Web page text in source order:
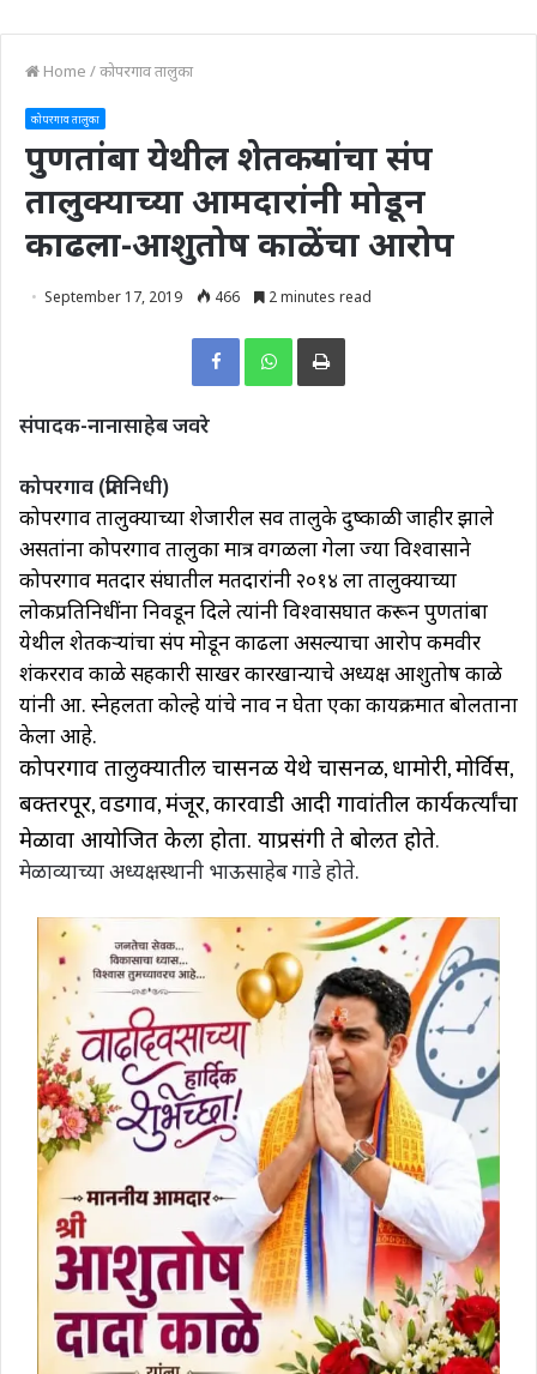
Home /कोपरगाव तालुका
कोपरगाव तालुका
पुणतांबा येथील शेतकऱ्यांचा संप
तालुक्याच्या आमदारांनी मोडून
काढला-आशुतोष काळेंचा आरोप
September 17, 2019 466 2 minutes read
Print
संपादक-नानासाहेब जवरे
कोपरगाव (प्रतिनिधी)
कोपरगाव तालुक्याच्या शेजारील सर्व तालुके दुष्काळी जाहीर झाले
असतांना कोपरगाव तालुका मात्र वगळला गेला ज्या विश्वासाने
कोपरगाव मतदार संघातील मतदारांनी २०१४ ला तालुक्याच्या
लोकप्रतिनिधींना निवडून दिले त्यांनी विश्वासघात करून पुणतांबा
येथील शेतकऱ्यांचा संप मोडून काढला असल्याचा आरोप कर्मवीर
शंकरराव काळे सहकारी साखर कारखान्याचे अध्यक्ष आशुतोष काळे
यांनी आ. स्नेहलता कोल्हे यांचे नाव न घेता एका कार्यक्रमात बोलताना
केला आहे.
कोपरगाव तालुक्यातील चासनळी येथे चासनळी, धामोरी, मोर्विस,
बक्तरपूर, वडगाव, मंजूर, कारवाडी आदी गावांतील कार्यकर्त्यांचा
मेळावा आयोजित केला होता. याप्रसंगी ते बोलत होते.
मेळाव्याच्या अध्यक्षस्थानी भाऊसाहेब गाडे होते.